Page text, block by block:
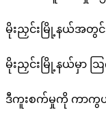
မိုးညှင်းမြို့နယ်အတွင်
မိုးညှင်းမြို့နယ်မှာ
ဒီကူးစက်မှုကို ကာကွ